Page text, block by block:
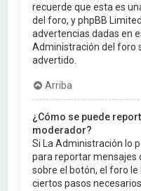
recuerde que esta es
del foro, y phpBB
advertencias dadas en
Administración del foro
advertido.
Arriba
¿Cómo se puede
moderador?
Si La Administración lo
para reportar mensajes
sobre el botón, el foro
ciertos pasos